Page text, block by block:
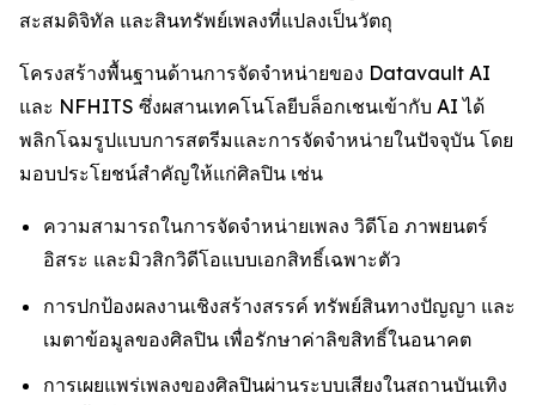
สะสมดิจิทัล และสินทรัพย์เพลงที่แปลงเป็นวัตถุ
โครงสร้างพื้นฐานด้านการจัดจำหน่ายของ Datavault AI
และ NFHITS ซึ่งผสานเทคโนโลยีบล็อกเชนเข้ากับ AI ได้
พลิกโฉมรูปแบบการสตรีมและการจัดจำหน่ายในปัจจุบัน โดย
มอบประโยชน์สำคัญให้แก่ศิลปิน เช่น
ความสามารถในการจัดจำหน่ายเพลง วิดีโอ ภาพยนตร์
อิสระ และมิวสิกวิดีโอแบบเอกสิทธิ์เฉพาะตัว
การปกป้องผลงานเชิงสร้างสรรค์ ทรัพย์สินทางปัญญา และ
เมตาข้อมูลของศิลปิน เพื่อรักษาค่าลิขสิทธิ์ในอนาคต
การเผยแพร่เพลงของศิลปินผ่านระบบเสียงในสถานบันเทิง